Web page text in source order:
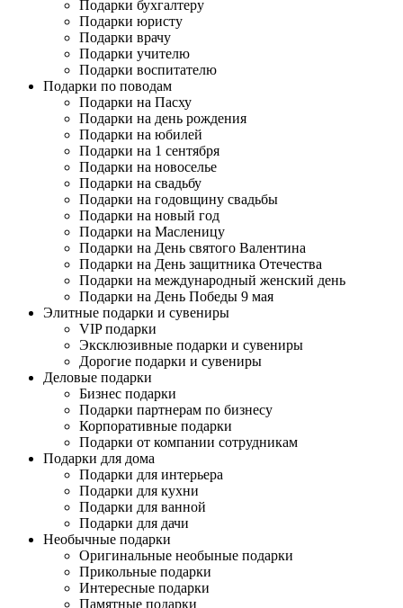
Подарки бухгалтеру
Подарки юристу
Подарки врачу
Подарки учителю
Подарки воспитателю
Подарки по поводам
Подарки на Пасху
Подарки на день рождения
Подарки на юбилей
Подарки на 1 сентября
Подарки на новоселье
Подарки на свадьбу
Подарки на годовщину свадьбы
Подарки на новый год
Подарки на Масленицу
Подарки на День святого Валентина
Подарки на День защитника Отечества
Подарки на международный женский день
Подарки на День Победы 9 мая
Элитные подарки и сувениры
VIP подарки
Эксклюзивные подарки и сувениры
Дорогие подарки и сувениры
Деловые подарки
Бизнес подарки
Подарки партнерам по бизнесу
Корпоративные подарки
Подарки от компании сотрудникам
Подарки для дома
Подарки для интерьера
Подарки для кухни
Подарки для ванной
Подарки для дачи
Необычные подарки
Оригинальные необыные подарки
Прикольные подарки
Интересные подарки
Памятные подарки